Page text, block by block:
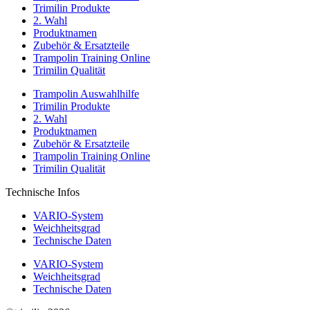
Trimilin Produkte
2. Wahl
Produktnamen
Zubehör & Ersatzteile
Trampolin Training Online
Trimilin Qualität
Trampolin Auswahlhilfe
Trimilin Produkte
2. Wahl
Produktnamen
Zubehör & Ersatzteile
Trampolin Training Online
Trimilin Qualität
Technische Infos
VARIO-System
Weichheitsgrad
Technische Daten
VARIO-System
Weichheitsgrad
Technische Daten